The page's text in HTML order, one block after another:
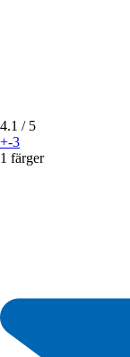
4.1 / 5
+-3
1 färger